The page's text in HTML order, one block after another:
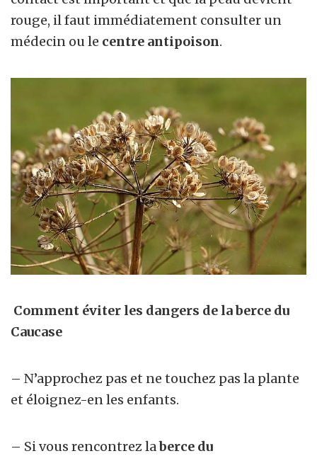
rouge, il faut immédiatement consulter un
médecin ou le centre antipoison.
Comment éviter les dangers de la berce du
Caucase
– N’approchez pas et ne touchez pas la plante
et éloignez-en les enfants.
– Si vous rencontrez laberce du